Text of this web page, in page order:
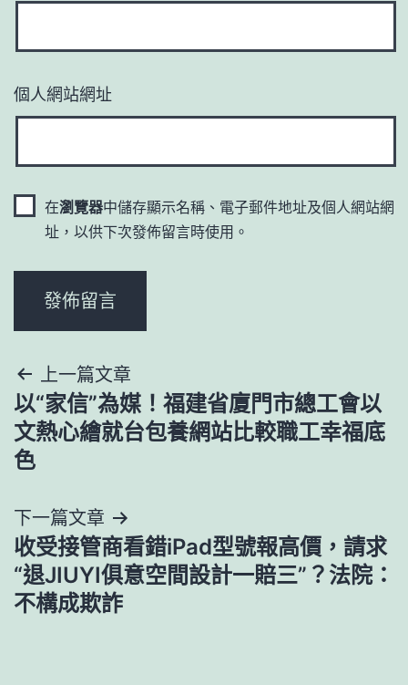
個人網站網址
在瀏覽器中儲存顯示名稱、電子郵件地址及個人網站網
址，以供下次發佈留言時使用。
文
章
導
覽
上一篇文章
以“家信”為媒！福建省廈門市總工會以
文熱心繪就台包養網站比較職工幸福底
色
下一篇文章
收受接管商看錯iPad型號報高價，請求
“退JIUYI俱意空間設計一賠三”？法院：
不構成欺詐